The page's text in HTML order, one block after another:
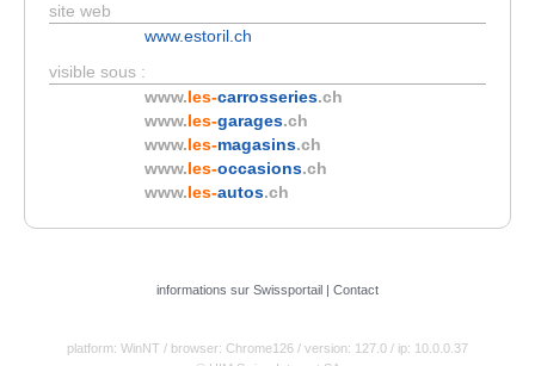
site web
www.estoril.ch
visible sous :
www.les-carrosseries.ch
www.les-garages.ch
www.les-magasins.ch
www.les-occasions.ch
www.les-autos.ch
informations sur Swissportail | Contact
platform: WinNT / browser: Chrome126 / version: 127.0 / ip: 10.0.0.37